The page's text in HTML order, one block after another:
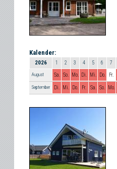
Kalender:
2026 1 2 3 4 5 6 7
August Sa. So. Mo. Di. Mi. Do. Fr.
September Di. Mi. Do. Fr. Sa. So. Mo.